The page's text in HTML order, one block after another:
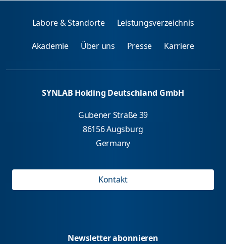
Labore & Standorte Leistungsverzeichnis
Akademie Über uns Presse Karriere
SYNLAB Holding Deutschland GmbH
Gubener Straße 39
86156 Augsburg
Germany
Kontakt
Newsletter abonnieren